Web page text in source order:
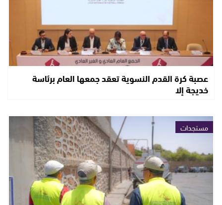
عصبة كرة القدم النسوية تعقد جمعها العام برئاسة
خديجة إلا
مستجدات